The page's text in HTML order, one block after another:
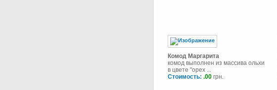
Комод Маргарита
комод выполнен из массива ольхи
в цвете "орех ...
Стоимость: .00 грн.